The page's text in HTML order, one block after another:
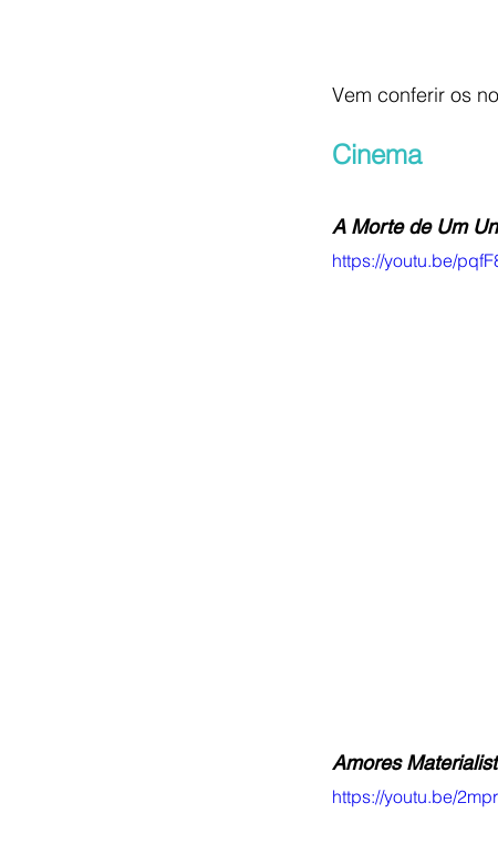
Vem conferir os
Cinema
A Morte de Um
https://youtu.be/
Amores
https://youtu.be/